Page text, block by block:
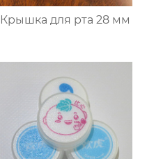
Крышка для рта 28 мм